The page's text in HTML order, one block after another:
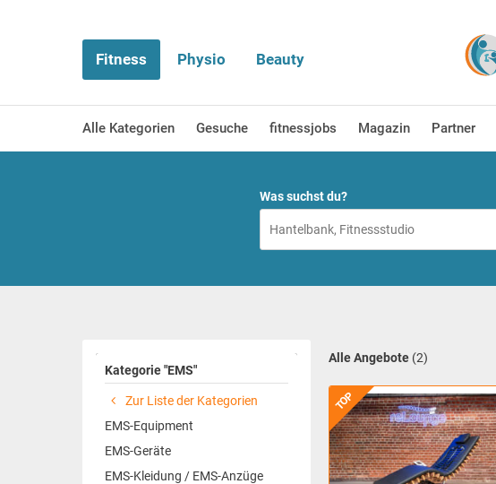
Fitness Physio Beauty
Alle Kategorien Gesuche fitnessjobs Magazin Partner
Was suchst du?
Kategorie "EMS"
Zur Liste der Kategorien
EMS-Equipment
EMS-Geräte
EMS-Kleidung / EMS-Anzüge
Alle Angebote (2)
TOP